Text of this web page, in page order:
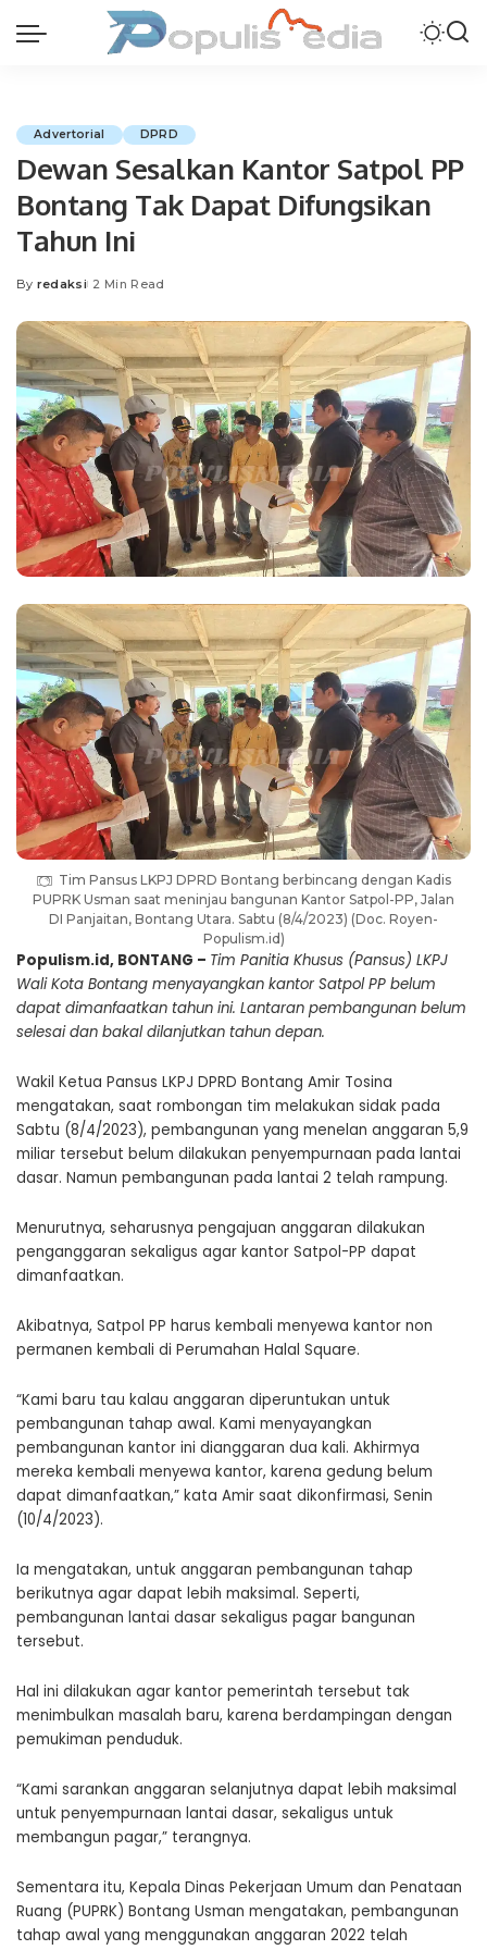
Advertorial DPRD
Dewan Sesalkan Kantor Satpol PP
Bontang Tak Dapat Difungsikan
Tahun Ini
Posted
By redaksi 2 Min Read
Tim Pansus LKPJ DPRD Bontang berbincang dengan Kadis
PUPRK Usman saat meninjau bangunan Kantor Satpol-PP, Jalan
DI Panjaitan, Bontang Utara. Sabtu (8/4/2023) (Doc. Royen-
Populism.id)
Populism.id, BONTANG – Tim Panitia Khusus (Pansus) LKPJ
Wali Kota Bontang menyayangkan kantor Satpol PP belum
dapat dimanfaatkan tahun ini. Lantaran pembangunan belum
selesai dan bakal dilanjutkan tahun depan.
Wakil Ketua Pansus LKPJ DPRD Bontang Amir Tosina
mengatakan, saat rombongan tim melakukan sidak pada
Sabtu (8/4/2023), pembangunan yang menelan anggaran 5,9
miliar tersebut belum dilakukan penyempurnaan pada lantai
dasar. Namun pembangunan pada lantai 2 telah rampung.
Menurutnya, seharusnya pengajuan anggaran dilakukan
penganggaran sekaligus agar kantor Satpol-PP dapat
dimanfaatkan.
Akibatnya, Satpol PP harus kembali menyewa kantor non
permanen kembali di Perumahan Halal Square.
“Kami baru tau kalau anggaran diperuntukan untuk
pembangunan tahap awal. Kami menyayangkan
pembangunan kantor ini dianggaran dua kali. Akhirmya
mereka kembali menyewa kantor, karena gedung belum
dapat dimanfaatkan,” kata Amir saat dikonfirmasi, Senin
(10/4/2023).
Ia mengatakan, untuk anggaran pembangunan tahap
berikutnya agar dapat lebih maksimal. Seperti,
pembangunan lantai dasar sekaligus pagar bangunan
tersebut.
Hal ini dilakukan agar kantor pemerintah tersebut tak
menimbulkan masalah baru, karena berdampingan dengan
pemukiman penduduk.
“Kami sarankan anggaran selanjutnya dapat lebih maksimal
untuk penyempurnaan lantai dasar, sekaligus untuk
membangun pagar,” terangnya.
Sementara itu, Kepala Dinas Pekerjaan Umum dan Penataan
Ruang (PUPRK) Bontang Usman mengatakan, pembangunan
tahap awal yang menggunakan anggaran 2022 telah